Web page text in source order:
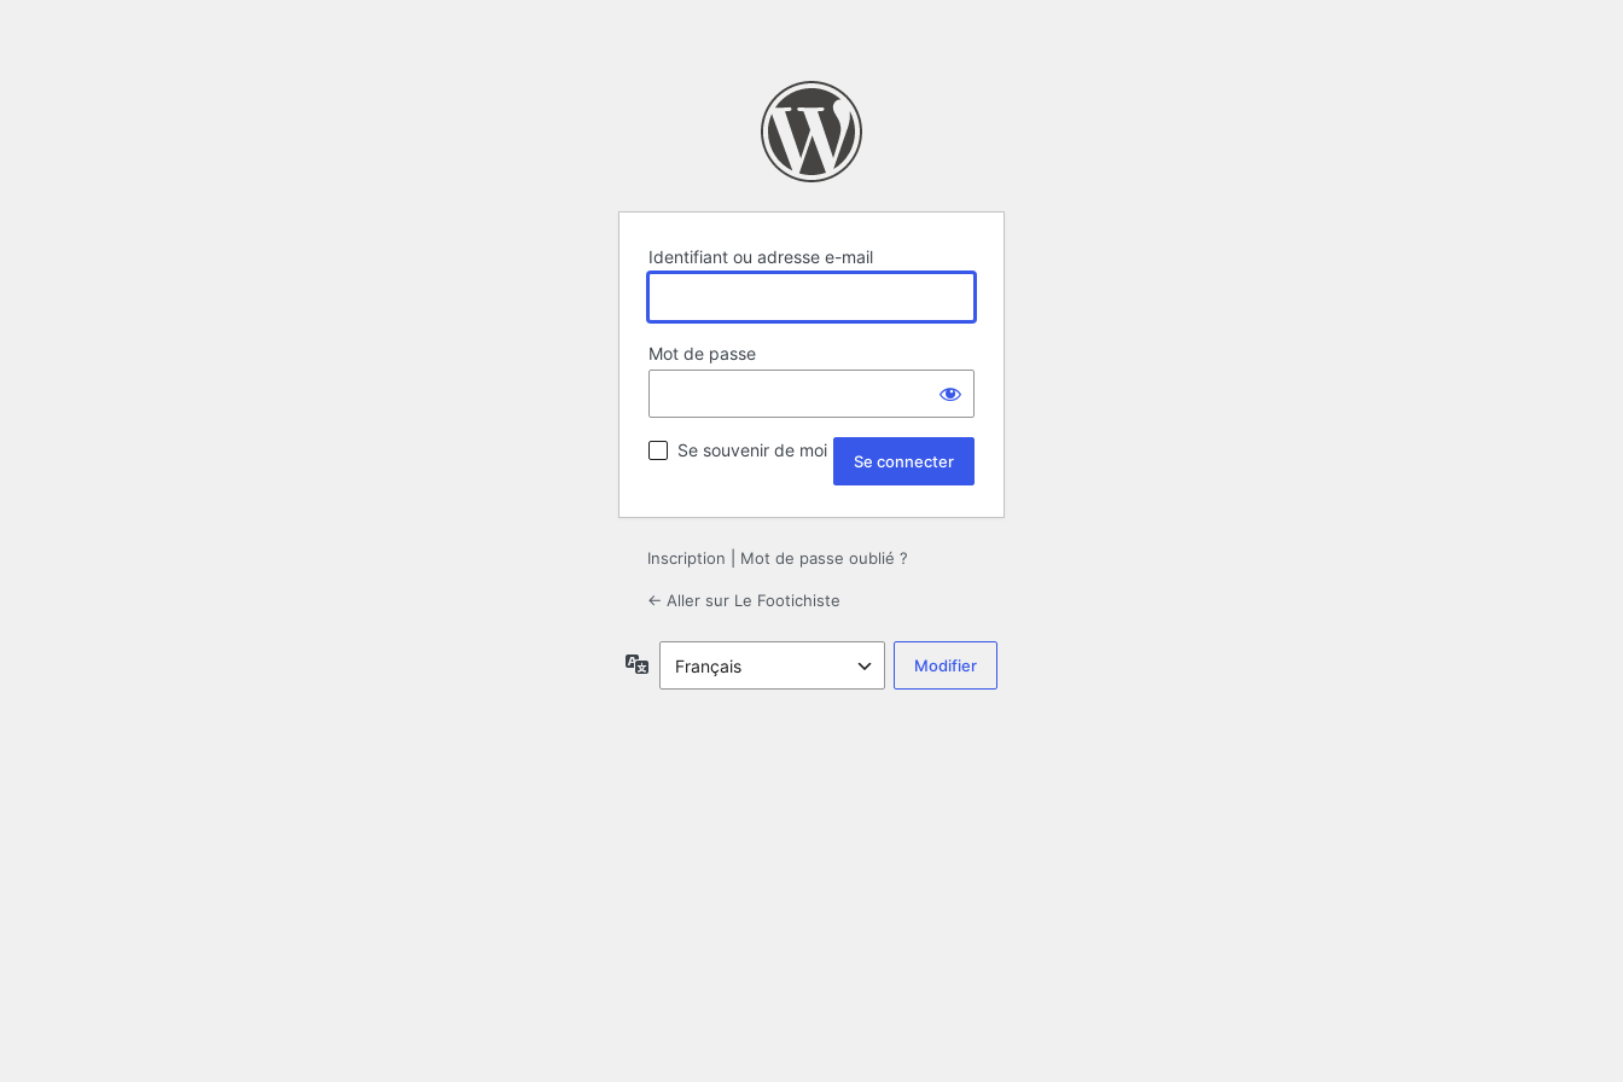
Identifiant ou adresse e-mail
Mot de passe
Se souvenir de moi
Inscription Mot de passe oublié ?
← Aller sur Le Footichiste
Langue